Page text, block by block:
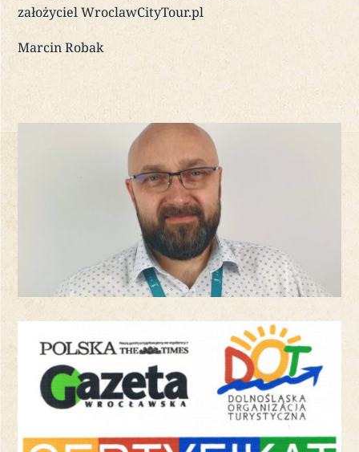
założyciel WroclawCityTour.pl
Marcin Robak